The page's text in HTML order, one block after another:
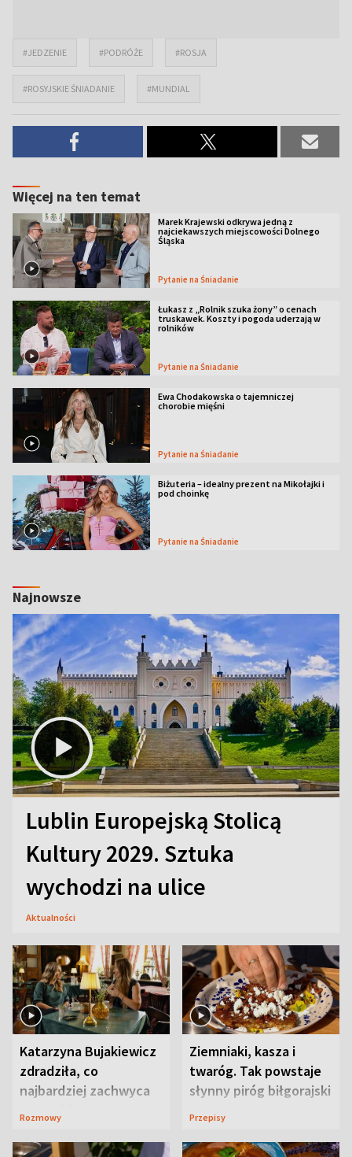
#JEDZENIE #PODRÓŻE #ROSJA
#ROSYJSKIE ŚNIADANIE #MUNDIAL
Więcej na ten temat
Marek Krajewski odkrywa jedną z
najciekawszych miejscowości Dolnego
Śląska
Pytanie na Śniadanie
Łukasz z „Rolnik szuka żony” o cenach
truskawek. Koszty i pogoda uderzają w
rolników
Pytanie na Śniadanie
Ewa Chodakowska o tajemniczej
chorobie mięśni
Pytanie na Śniadanie
Biżuteria – idealny prezent na Mikołajki i
pod choinkę
Pytanie na Śniadanie
Najnowsze
Lublin Europejską Stolicą
Kultury 2029. Sztuka
wychodzi na ulice
Aktualności
Katarzyna Bujakiewicz
zdradziła, co
najbardziej zachwyca
ją w Lublinie
Rozmowy
Ziemniaki, kasza i
twaróg. Tak powstaje
słynny piróg biłgorajski
Przepisy